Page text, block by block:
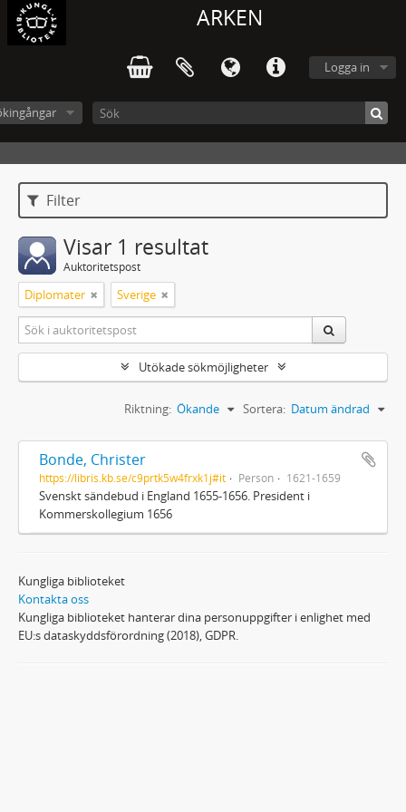
ARKEN
Logga in
Filter
Visar 1 resultat
Auktoritetspost
Diplomater Sverige
Utökade sökmöjligheter
Sortera: Datum ändrad
Riktning: Ökande
Bonde, Christer
https://libris.kb.se/c9prtk5w4frxk1j#it Person 1621-1659
Svenskt sändebud i England 1655-1656. President i
Kommerskollegium 1656
Kungliga biblioteket
Kontakta oss
Kungliga biblioteket hanterar dina personuppgifter i enlighet med
EU:s dataskyddsförordning (2018), GDPR.